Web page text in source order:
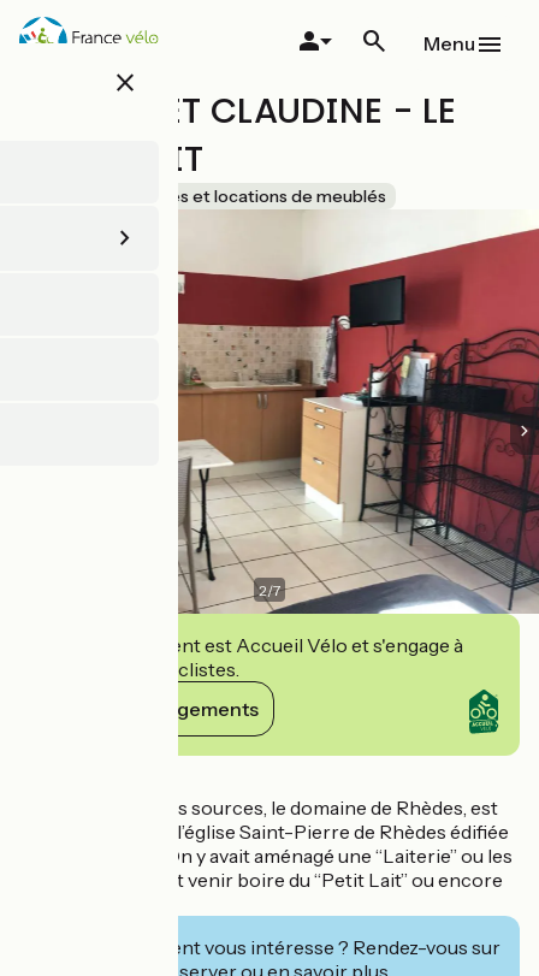
Aller
au
close
Menu
BOUSQUET CLAUDINE - LE
POT À LAIT
Gîtes et locations de meublés
2/7
Cet établissement est Accueil Vélo et s'engage à
accueillir des cyclistes.
Voir ses engagements
Niché au coeur des sources, le domaine de Rhèdes, est
situé tout près de l’église Saint-Pierre de Rhèdes édifiée
au 12 ème siécle. On y avait aménagé une “Laiterie” ou les
curistes pouvaient venir boire du “Petit Lait” ou encore
Cet établissement vous intéresse ? Rendez-vous sur
leur site pour réserver ou en savoir plus.